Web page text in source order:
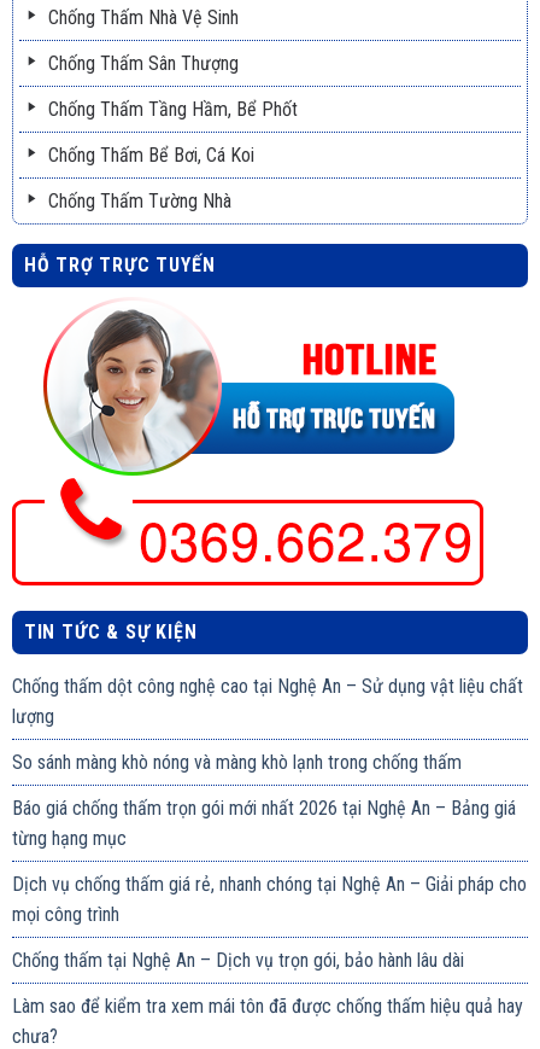
Chống Thấm Nhà Vệ Sinh
Chống Thấm Sân Thượng
Chống Thấm Tầng Hầm, Bể Phốt
Chống Thấm Bể Bơi, Cá Koi
Chống Thấm Tường Nhà
HỖ TRỢ TRỰC TUYẾN
TIN TỨC & SỰ KIỆN
Chống thấm dột công nghệ cao tại Nghệ An – Sử dụng vật liệu chất
lượng
So sánh màng khò nóng và màng khò lạnh trong chống thấm
Báo giá chống thấm trọn gói mới nhất 2026 tại Nghệ An – Bảng giá
từng hạng mục
Dịch vụ chống thấm giá rẻ, nhanh chóng tại Nghệ An – Giải pháp cho
mọi công trình
Chống thấm tại Nghệ An – Dịch vụ trọn gói, bảo hành lâu dài
Làm sao để kiểm tra xem mái tôn đã được chống thấm hiệu quả hay
chưa?